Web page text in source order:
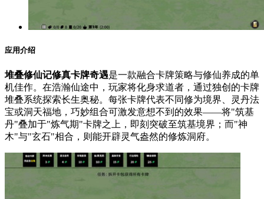
应用介绍
堆叠修仙记修真卡牌奇遇是一款融合卡牌策略与修仙养成的单
机佳作。在浩瀚仙途中，玩家将化身求道者，通过独创的卡牌
堆叠系统探索长生奥秘。每张卡牌代表不同修为境界、灵丹法
宝或洞天福地，巧妙组合可激发意想不到的效果——将"筑基
丹"叠加于"炼气期"卡牌之上，即刻突破至筑基境界；而"神
木"与"玄石"相合，则能开辟灵气盎然的修炼洞府。